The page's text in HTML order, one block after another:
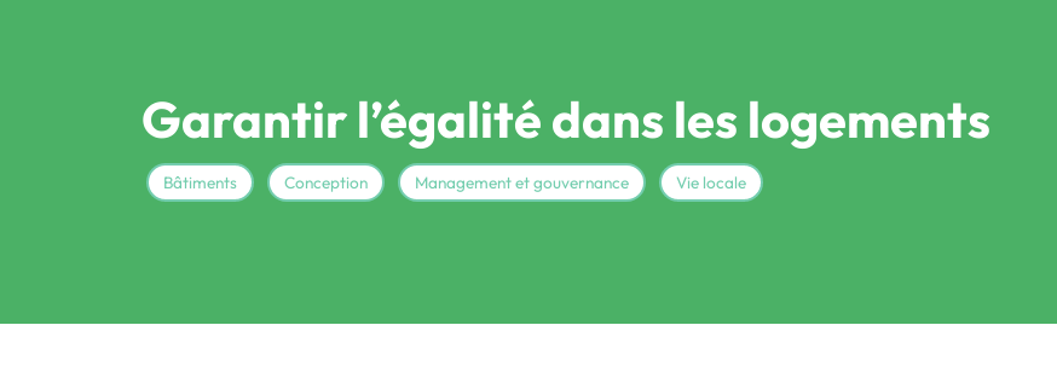
Garantir l’égalité dans les logements
Bâtiments Conception Management et gouvernance Vie locale